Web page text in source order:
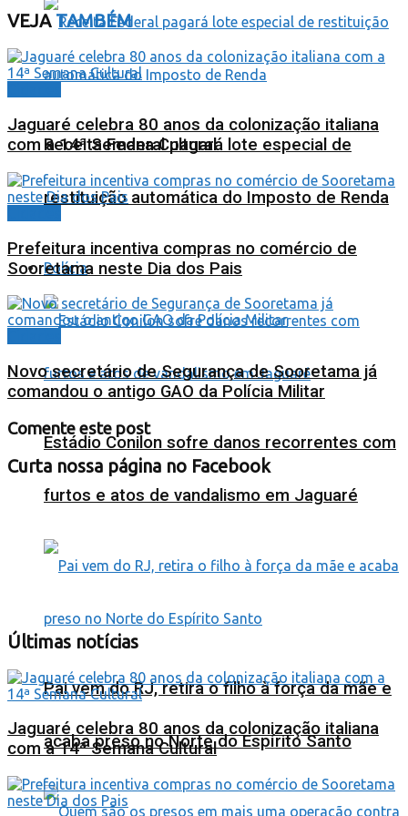
Receita Federal pagará lote especial de
restituição automática do Imposto de Renda
Polícia
Estádio Conilon sofre danos recorrentes com
furtos e atos de vandalismo em Jaguaré
Pai vem do RJ, retira o filho à força da mãe e
acaba preso no Norte do Espírito Santo
VEJATAMBÉM
Jaguaré celebra 80 anos da colonização italiana
com a 14ª Semana Cultural
Prefeitura incentiva compras no comércio de
Sooretama neste Dia dos Pais
Novo secretário de Segurança de Sooretama já
comandou o antigo GAO da Polícia Militar
Comente este post
Curta nossa página no Facebook
Últimas notícias
Jaguaré celebra 80 anos da colonização italiana
com a 14ª Semana Cultural